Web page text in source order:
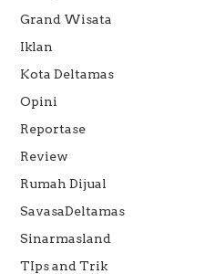
Grand Wisata
Iklan
Kota Deltamas
Opini
Reportase
Review
Rumah Dijual
SavasaDeltamas
Sinarmasland
TIps and Trik